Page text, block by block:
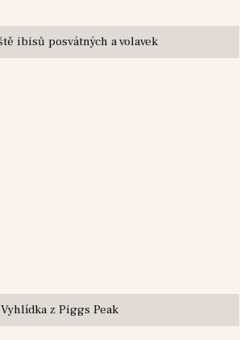
ibisů posvátných a volavek
Vyhlídka z Piggs Peak